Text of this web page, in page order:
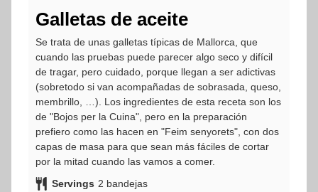
Galletas de aceite
Se trata de unas galletas típicas de Mallorca, que
cuando las pruebas puede parecer algo seco y difícil
de tragar, pero cuidado, porque llegan a ser adictivas
(sobretodo si van acompañadas de sobrasada, queso,
membrillo, …). Los ingredientes de esta receta son los
de "Bojos per la Cuina", pero en la preparación
prefiero como las hacen en "Feim senyorets", con dos
capas de masa para que sean más fáciles de cortar
por la mitad cuando las vamos a comer.
Servings 2 bandejas